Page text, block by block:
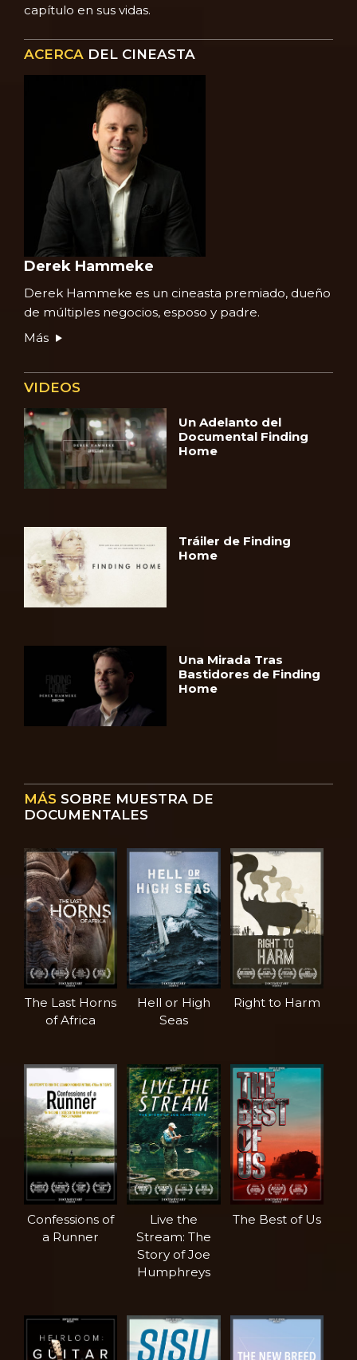
capítulo en sus vidas.
ACERCA DEL CINEASTA
Derek Hammeke
Derek Hammeke es un cineasta premiado, dueño
de múltiples negocios, esposo y padre.
Más
VIDEOS
Un Adelanto del
Documental Finding
Home
Tráiler de Finding
Home
Una Mirada Tras
Bastidores de Finding
Home
MÁS SOBRE MUESTRA DE
DOCUMENTALES
The Last Horns
of Africa
Hell or High
Seas
Right to Harm
Confessions of
a Runner
Live the
Stream: The
Story of Joe
Humphreys
The Best of Us